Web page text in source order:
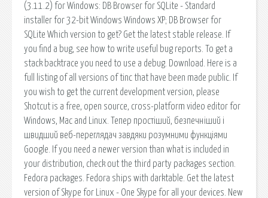
(3.11.2) for Windows: DB Browser for SQLite - Standard
installer for 32-bit Windows Windows XP; DB Browser for
SQLite Which version to get? Get the latest stable release. If
you find a bug, see how to write useful bug reports. To get a
stack backtrace you need to use a debug. Download. Here is a
full listing of all versions of tinc that have been made public. If
you wish to get the current development version, please
Shotcut is a free, open source, cross-platform video editor for
Windows, Mac and Linux. Тепер простіший, безпечніший і
швидший веб-переглядач завдяки розумними функціями
Google. If you need a newer version than what is included in
your distribution, check out the third party packages section.
Fedora packages. Fedora ships with darktable. Get the latest
version of Skype for Linux - One Skype for all your devices. New